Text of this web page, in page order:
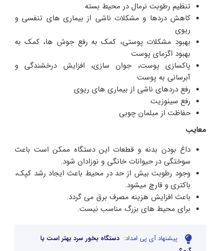
تنظیم رطوبت نرمال در محیط بسته
کاهش دردها و مشکلات ناشی از بیماری های تنفسی و
ریوی
بهبود مشکلات پوستی، کمک به رفع جوش ها، کمک به
بهبود اگزمای پوست
پاکسازی پوست، جوان سازی، افزایش درخشندگی و
آبرسانی به پوست
رفع دردهای ناشی از بیماری های ریوی
رفع سینوزیت
حفاظت از مبلمان چوبی
معایب
داغ بودن بدنه و قطعات این دستگاه ممکن است باعث
سوختگی در حیوانات خانگی و نوزادان شود.
وجود رطوبت بیش از حد در محیط باعث ایجاد رشد کپک،
باکتری و قارچ میشود.
باعث افزایش هزینه مصرف برق می گردد.
برای محیط های بزرگ مناسب نیست.
پیشنهاد آی پی امداد: دستگاه بخور سرد بهتر است یا